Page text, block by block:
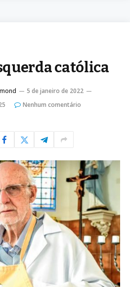
católica
5 de janeiro de 2022
Nenhum comentário